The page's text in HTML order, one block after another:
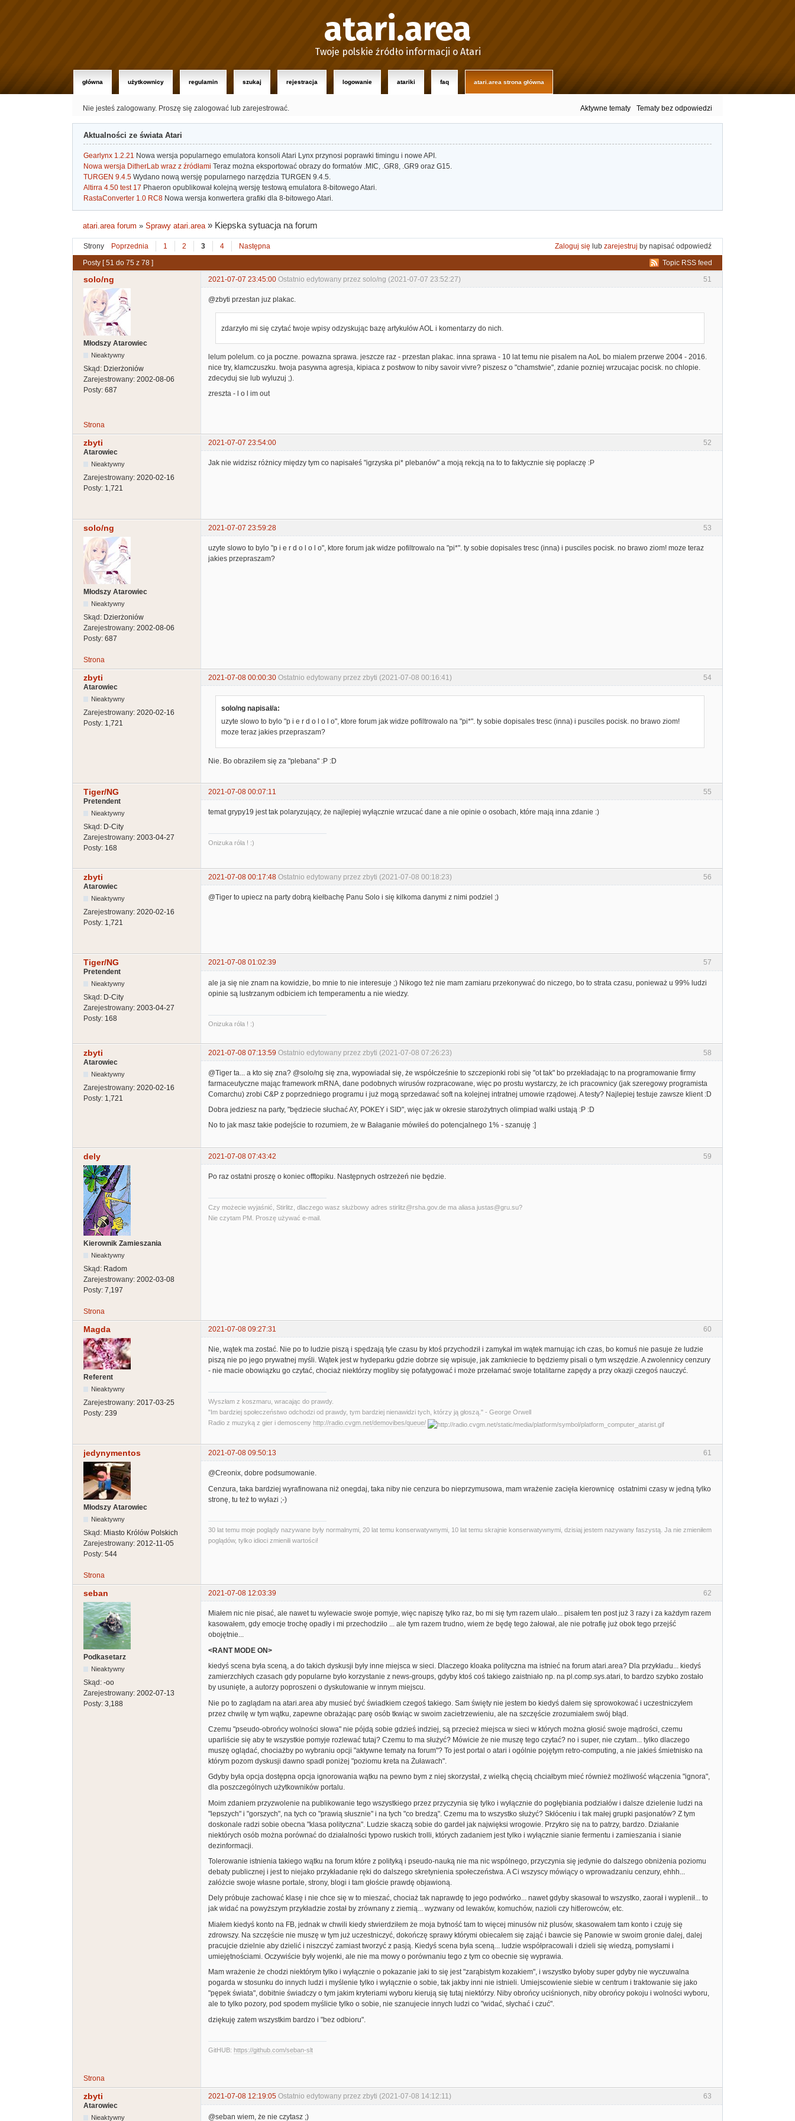
atari.area
Twoje polskie źródło informacji o Atari
główna użytkownicy regulamin szukaj rejestracja logowanie atariki faq atari.area strona główna
Nie jesteś zalogowany. Proszę się zalogować lub zarejestrować. Aktywne tematy Tematy bez odpowiedzi
Aktualności ze świata Atari
Gearlynx 1.2.21 Nowa wersja popularnego emulatora konsoli Atari Lynx przynosi poprawki timingu i nowe API.
Nowa wersja DitherLab wraz z źródłami Teraz można eksportować obrazy do formatów .MIC, .GR8, .GR9 oraz G15.
TURGEN 9.4.5 Wydano nową wersję popularnego narzędzia TURGEN 9.4.5.
Altirra 4.50 test 17 Phaeron opublikował kolejną wersję testową emulatora 8-bitowego Atari.
RastaConverter 1.0 RC8 Nowa wersja konwertera grafiki dla 8-bitowego Atari.
atari.area forum »Sprawy atari.area » Kiepska sytuacja na forum
Strony Poprzednia 1 2 3 4 Następna Zaloguj się lub zarejestruj by napisać odpowiedź
Topic RSS feed
Posty [ 51 do 75 z 78 ]
51
solo/ng 2021-07-07 23:45:00 Ostatnio edytowany przez solo/ng (2021-07-07 23:52:27)
Młodszy Atarowiec
Nieaktywny
Skąd: Dzierżoniów
Zarejestrowany: 2002-08-06
Posty: 687
@zbyti przestan juz plakac.
zdarzyło mi się czytać twoje wpisy odzyskując bazę artykułów AOL i komentarzy do nich.
lelum polelum. co ja poczne. powazna sprawa. jeszcze raz - przestan plakac. inna sprawa - 10 lat temu nie pisalem na AoL bo mialem przerwe 2004 - 2016.
nice try, klamczuszku. twoja pasywna agresja, kipiaca z postwow to niby savoir vivre? piszesz o "chamstwie", zdanie pozniej wrzucajac pocisk. no chlopie.
zdecyduj sie lub wyluzuj ;).
zreszta - l o l im out
Strona
52
zbyti
2021-07-07 23:54:00
Atarowiec
Nieaktywny
Zarejestrowany: 2020-02-16
Posty: 1,721
Jak nie widzisz różnicy między tym co napisałeś "igrzyska pi* plebanów" a moją rekcją na to to faktycznie się popłaczę :P
53
solo/ng 2021-07-07 23:59:28
Młodszy Atarowiec
Nieaktywny
Skąd: Dzierżoniów
Zarejestrowany: 2002-08-06
Posty: 687
uzyte slowo to bylo "p i e r d o l o l o", ktore forum jak widze pofiltrowalo na "pi*". ty sobie dopisales tresc (inna) i pusciles pocisk. no brawo ziom! moze teraz
jakies przepraszam?
Strona
54
zbyti 2021-07-08 00:00:30 Ostatnio edytowany przez zbyti (2021-07-08 00:16:41)
Atarowiec
Nieaktywny
Zarejestrowany: 2020-02-16
Posty: 1,721
solo/ng napisał/a:
uzyte slowo to bylo "p i e r d o l o l o", ktore forum jak widze pofiltrowalo na "pi*". ty sobie dopisales tresc (inna) i pusciles pocisk. no brawo ziom!
moze teraz jakies przepraszam?
Nie. Bo obraziłem się za "plebana" :P :D
55
Tiger/NG
2021-07-08 00:07:11
Pretendent
Nieaktywny
Skąd: D-City
Zarejestrowany: 2003-04-27
Posty: 168
temat grypy19 jest tak polaryzujący, że najlepiej wyłącznie wrzucać dane a nie opinie o osobach, które mają inna zdanie :)
Onizuka róla ! :)
56
zbyti 2021-07-08 00:17:48 Ostatnio edytowany przez zbyti (2021-07-08 00:18:23)
Atarowiec
Nieaktywny
Zarejestrowany: 2020-02-16
Posty: 1,721
@Tiger to upiecz na party dobrą kiełbachę Panu Solo i się kilkoma danymi z nimi podziel ;)
57
Tiger/NG
2021-07-08 01:02:39
Pretendent
Nieaktywny
Skąd: D-City
Zarejestrowany: 2003-04-27
Posty: 168
ale ja się nie znam na kowidzie, bo mnie to nie interesuje ;) Nikogo też nie mam zamiaru przekonywać do niczego, bo to strata czasu, ponieważ u 99% ludzi
opinie są lustrzanym odbiciem ich temperamentu a nie wiedzy.
Onizuka róla ! :)
58
zbyti 2021-07-08 07:13:59 Ostatnio edytowany przez zbyti (2021-07-08 07:26:23)
Atarowiec
Nieaktywny
Zarejestrowany: 2020-02-16
Posty: 1,721
@Tiger ta... a kto się zna? @solo/ng się zna, wypowiadał się, że współcześnie to szczepionki robi się "ot tak" bo przekładając to na programowanie firmy
farmaceutyczne mając framework mRNA, dane podobnych wirusów rozpracowane, więc po prostu wystarczy, że ich pracownicy (jak szeregowy programista
Comarchu) zrobi C&P z poprzedniego programu i już mogą sprzedawać soft na kolejnej intratnej umowie rządowej. A testy? Najlepiej testuje zawsze klient :D
Dobra jedziesz na party, "będziecie słuchać AY, POKEY i SID", więc jak w okresie starożytnych olimpiad walki ustają :P :D
No to jak masz takie podejście to rozumiem, że w Bałaganie mówiłeś do potencjalnego 1% - szanuję :]
59
dely 2021-07-08 07:43:42
Kierownik Zamieszania
Nieaktywny
Skąd: Radom
Zarejestrowany: 2002-03-08
Posty: 7,197
Po raz ostatni proszę o koniec offtopiku. Następnych ostrzeżeń nie będzie.
Czy możecie wyjaśnić, Stirlitz, dlaczego wasz służbowy adres stirlitz@rsha.gov.de ma aliasa justas@gru.su?
Nie czytam PM. Proszę używać e-mail.
Strona
60
Magda 2021-07-08 09:27:31
Referent
Nieaktywny
Zarejestrowany: 2017-03-25
Posty: 239
Nie, wątek ma zostać. Nie po to ludzie piszą i spędzają tyle czasu by ktoś przychodził i zamykał im wątek marnując ich czas, bo komuś nie pasuje że ludzie
piszą nie po jego prywatnej myśli. Wątek jest w hydeparku gdzie dobrze się wpisuje, jak zamkniecie to będziemy pisali o tym wszędzie. A zwolennicy cenzury
- nie macie obowiązku go czytać, chociaż niektórzy mogliby się pofatygować i może przełamać swoje totalitarne zapędy a przy okazji czegoś nauczyć.
Wyszłam z koszmaru, wracając do prawdy.
"Im bardziej społeczeństwo odchodzi od prawdy, tym bardziej nienawidzi tych, którzy ją głoszą." - George Orwell
Radio z muzyką z gier i demosceny http://radio.cvgm.net/demovibes/queue/
61
jedynymentos 2021-07-08 09:50:13
Młodszy Atarowiec
Nieaktywny
Skąd: Miasto Królów Polskich
Zarejestrowany: 2012-11-05
Posty: 544
@Creonix, dobre podsumowanie.
Cenzura, taka bardziej wyrafinowana niż onegdaj, taka niby nie cenzura bo nieprzymusowa, mam wrażenie zacięła kierownicę ostatnimi czasy w jedną tylko
stronę, tu też to wyłazi ;-)
30 lat temu moje poglądy nazywane były normalnymi, 20 lat temu konserwatywnymi, 10 lat temu skrajnie konserwatywnymi, dzisiaj jestem nazywany faszystą. Ja nie zmieniłem
poglądów, tylko idioci zmienili wartości!
Strona
62
seban 2021-07-08 12:03:39
Podkasetarz
Nieaktywny
Skąd: -oo
Zarejestrowany: 2002-07-13
Posty: 3,188
Miałem nic nie pisać, ale nawet tu wylewacie swoje pomyje, więc napiszę tylko raz, bo mi się tym razem ulało... pisałem ten post już 3 razy i za każdym razem
kasowałem, gdy emocje trochę opadły i mi przechodziło ... ale tym razem trudno, wiem że będę tego żałował, ale nie potrafię już obok tego przejść
obojętnie...
<RANT MODE ON>
kiedyś scena była sceną, a do takich dyskusji były inne miejsca w sieci. Dlaczego kloaka polityczna ma istnieć na forum atari.area? Dla przykładu... kiedyś
zamierzchłych czasach gdy popularne było korzystanie z news-groups, gdyby ktoś coś takiego zaistniało np. na pl.comp.sys.atari, to bardzo szybko zostało
by usunięte, a autorzy poproszeni o dyskutowanie w innym miejscu.
Nie po to zaglądam na atari.area aby musieć być świadkiem czegoś takiego. Sam święty nie jestem bo kiedyś dałem się sprowokować i uczestniczyłem
przez chwilę w tym wątku, zapewne obrażając parę osób tkwiąc w swoim zacietrzewieniu, ale na szczęście zrozumiałem swój błąd.
Czemu "pseudo-obrońcy wolności słowa" nie pójdą sobie gdzieś indziej, są przecież miejsca w sieci w których można głosić swoje mądrości, czemu
uparliście się aby te wszystkie pomyje rozlewać tutaj? Czemu to ma służyć? Mówicie że nie muszę tego czytać? no i super, nie czytam... tylko dlaczego
muszę oglądać, chociażby po wybraniu opcji "aktywne tematy na forum"? To jest portal o atari i ogólnie pojętym retro-computing, a nie jakieś śmietnisko na
którym pozom dyskusji dawno spadł poniżej "poziomu kreta na Żuławach".
Gdyby była opcja dostępna opcja ignorowania wątku na pewno bym z niej skorzystał, z wielką chęcią chciałbym mieć również możliwość włączenia "ignora",
dla poszczególnych użytkowników portalu.
Moim zdaniem przyzwolenie na publikowanie tego wszystkiego przez przyczynia się tylko i wyłącznie do pogłębiania podziałów i dalsze dzielenie ludzi na
"lepszych" i "gorszych", na tych co "prawią słusznie" i na tych "co bredzą". Czemu ma to wszystko służyć? Skłóceniu i tak małej grupki pasjonatów? Z tym
doskonale radzi sobie obecna "klasa polityczna". Ludzie skaczą sobie do gardeł jak najwięksi wrogowie. Przykro się na to patrzy, bardzo. Działanie
niektórych osób można porównać do działalności typowo ruskich trolli, których zadaniem jest tylko i wyłącznie sianie fermentu i zamieszania i sianie
dezinformacji.
Tolerowanie istnienia takiego wątku na forum które z polityką i pseudo-nauką nie ma nic wspólnego, przyczynia się jedynie do dalszego obniżenia poziomu
debaty publicznej i jest to niejako przykładanie ręki do dalszego skretynienia społeczeństwa. A Ci wszyscy mówiący o wprowadzaniu cenzury, ehhh...
załóżcie swoje własne portale, strony, blogi i tam głoście prawdę objawioną.
Dely próbuje zachować klasę i nie chce się w to mieszać, chociaż tak naprawdę to jego podwórko... nawet gdyby skasował to wszystko, zaorał i wyplenił... to
jak widać na powyższym przykładzie został by zrównany z ziemią... wyzwany od lewaków, komuchów, nazioli czy hitlerowców, etc.
Miałem kiedyś konto na FB, jednak w chwili kiedy stwierdziłem że moja bytność tam to więcej minusów niż plusów, skasowałem tam konto i czuję się
zdrowszy. Na szczęście nie muszę w tym już uczestniczyć, dokończę sprawy którymi obiecałem się zająć i bawcie się Panowie w swoim gronie dalej, dalej
pracujcie dzielnie aby dzielić i niszczyć zamiast tworzyć z pasją. Kiedyś scena była sceną... ludzie współpracowali i dzieli się wiedzą, pomysłami i
umiejętnościami. Oczywiście były wojenki, ale nie ma mowy o porównaniu tego z tym co obecnie się wyprawia.
Mam wrażenie że chodzi niektórym tylko i wyłącznie o pokazanie jaki to się jest "zarąbistym kozakiem", i wszystko byłoby super gdyby nie wyczuwalna
pogarda w stosunku do innych ludzi i myślenie tylko i wyłącznie o sobie, tak jakby inni nie istnieli. Umiejscowienie siebie w centrum i traktowanie się jako
"pępek świata", dobitnie świadczy o tym jakim kryteriami wyboru kierują się tutaj niektórzy. Niby obrońcy uciśnionych, niby obrońcy pokoju i wolności wyboru,
ale to tylko pozory, pod spodem myślicie tylko o sobie, nie szanujecie innych ludzi co "widać, słychać i czuć".
dziękuję zatem wszystkim bardzo i "bez odbioru".
GitHUB: https://github.com/seban-slt
Strona
63
zbyti 2021-07-08 12:19:05 Ostatnio edytowany przez zbyti (2021-07-08 14:12:11)
Atarowiec
Nieaktywny @seban wiem, że nie czytasz ;)